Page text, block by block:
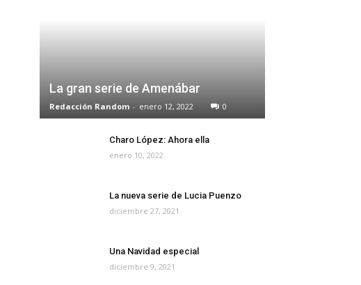
La gran serie de Amenábar
Redacción Random - enero 12, 2022 0
Charo López: Ahora ella
enero 10, 2022
La nueva serie de Lucia Puenzo
diciembre 27, 2021
Una Navidad especial
diciembre 9, 2021